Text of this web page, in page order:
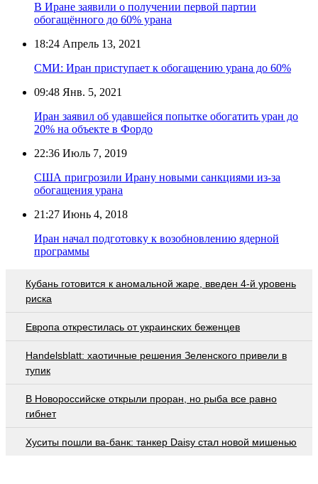
В Иране заявили о получении первой партии
обогащённого до 60% урана
18:24 Апрель 13, 2021
СМИ: Иран приступает к обогащению урана до 60%
09:48 Янв. 5, 2021
Иран заявил об удавшейся попытке обогатить уран до
20% на объекте в Фордо
22:36 Июль 7, 2019
США пригрозили Ирану новыми санкциями из-за
обогащения урана
21:27 Июнь 4, 2018
Иран начал подготовку к возобновлению ядерной
программы
Кубань готовится к аномальной жаре, введен 4-й уровень
риска
Европа открестилась от украинских беженцев
Handelsblatt: хаотичные решения Зеленского привели в
тупик
В Новороссийске открыли проран, но рыба все равно
гибнет
Хуситы пошли ва-банк: танкер Daisy стал новой мишенью